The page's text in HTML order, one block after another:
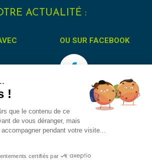
ACTUALITÉ :
OU SUR FACEBOOK
Protection des données Mentions Légales
!
que le contenu de ce
de vous déranger, mais
pendant votre visite...
certifiés par